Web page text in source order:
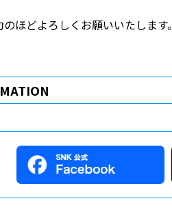
ほどよろしくお願いいたします。